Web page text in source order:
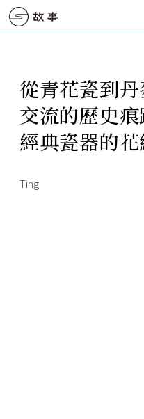
從青花瓷到
交流的歷史
經典瓷器的
Ting